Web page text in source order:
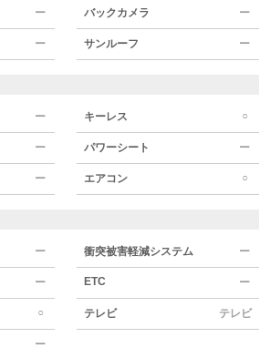
ー バックカメラ ー
ー サンルーフ ー
ー キーレス ○
ー パワーシート ー
ー エアコン ○
ー 衝突被害軽減システム ー
ー ETC ー
○ テレビ テレビ
ー